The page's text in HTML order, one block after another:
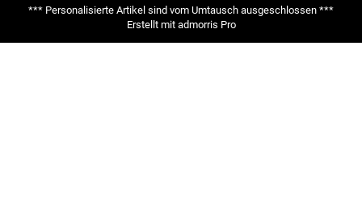
*** Personalisierte Artikel sind vom Umtausch ausgeschlossen ***
Erstellt mit admorris Pro